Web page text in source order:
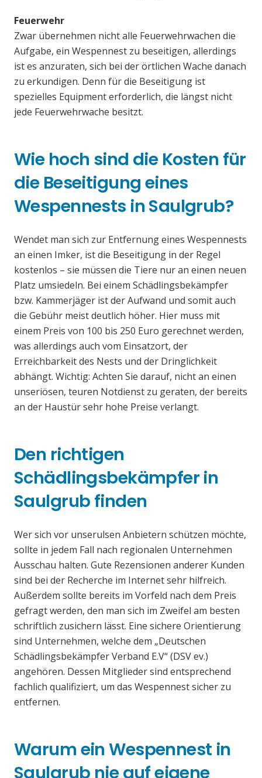
Feuerwehr
Zwar übernehmen nicht alle Feuerwehrwachen die
Aufgabe, ein Wespennest zu beseitigen, allerdings
ist es anzuraten, sich bei der örtlichen Wache danach
zu erkundigen. Denn für die Beseitigung ist
spezielles Equipment erforderlich, die längst nicht
jede Feuerwehrwache besitzt.
Wie hoch sind die Kosten für
die Beseitigung eines
Wespennests in Saulgrub?
Wendet man sich zur Entfernung eines Wespennests
an einen Imker, ist die Beseitigung in der Regel
kostenlos – sie müssen die Tiere nur an einen neuen
Platz umsiedeln. Bei einem Schädlingsbekämpfer
bzw. Kammerjäger ist der Aufwand und somit auch
die Gebühr meist deutlich höher. Hier muss mit
einem Preis von 100 bis 250 Euro gerechnet werden,
was allerdings auch vom Einsatzort, der
Erreichbarkeit des Nests und der Dringlichkeit
abhängt. Wichtig: Achten Sie darauf, nicht an einen
unseriösen, teuren Notdienst zu geraten, der bereits
an der Haustür sehr hohe Preise verlangt.
Den richtigen
Schädlingsbekämpfer in
Saulgrub finden
Wer sich vor unserulsen Anbietern schützen möchte,
sollte in jedem Fall nach regionalen Unternehmen
Ausschau halten. Gute Rezensionen anderer Kunden
sind bei der Recherche im Internet sehr hilfreich.
Außerdem sollte bereits im Vorfeld nach dem Preis
gefragt werden, den man sich im Zweifel am besten
schriftlich zusichern lässt. Eine sichere Orientierung
sind Unternehmen, welche dem „Deutschen
Schädlingsbekämpfer Verband E.V“ (DSV ev.)
angehören. Dessen Mitglieder sind entsprechend
fachlich qualifiziert, um das Wespennest sicher zu
entfernen.
Warum ein Wespennest in
Saulgrub nie auf eigene